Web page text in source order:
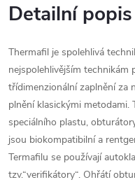
Detailní
Thermafil je spolehlivá
nejspolehlivějším technikám
třídimenzionální zaplnění za
plnění klasickými
speciálního plastu,
jsou biokompatibilní a
Termafilu se používají
tzv.“verifikátory“. Ohřátí